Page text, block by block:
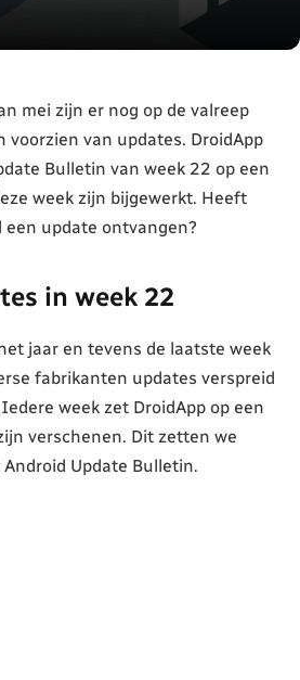
mei zijn er nog op de valreep
voorzien van updates. DroidApp
Bulletin van week 22 op een
week zijn bijgewerkt. Heeft
update ontvangen?
in week 22
jaar en tevens de laatste week
fabrikanten updates verspreid
week zet DroidApp op een
verschenen. Dit zetten we
Update Bulletin.